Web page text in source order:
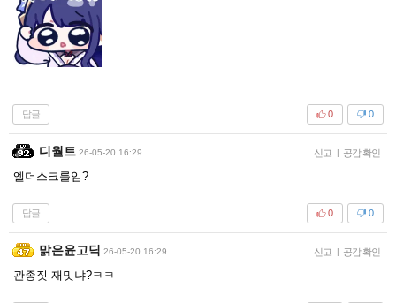
답글 0
0
디월트 26-05-20 16:29 신고 | 공감 확인
엘더스크롤임?
답글 0
0
맑은윤고딕 26-05-20 16:29 신고 | 공감 확인
관종짓 재밋냐?ㅋㅋ